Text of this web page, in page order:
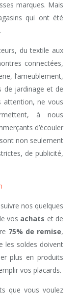
marques. Mais
qui ont été
du textile aux
connectées,
l’ameublement,
de jardinage et de
attention, ne vous
à nous
d’écouler
non seulement
de publicité,
nos quelques
vos achats et de
75% de remise,
les soldes doivent
plus en produits
vos placards.
que vous voulez